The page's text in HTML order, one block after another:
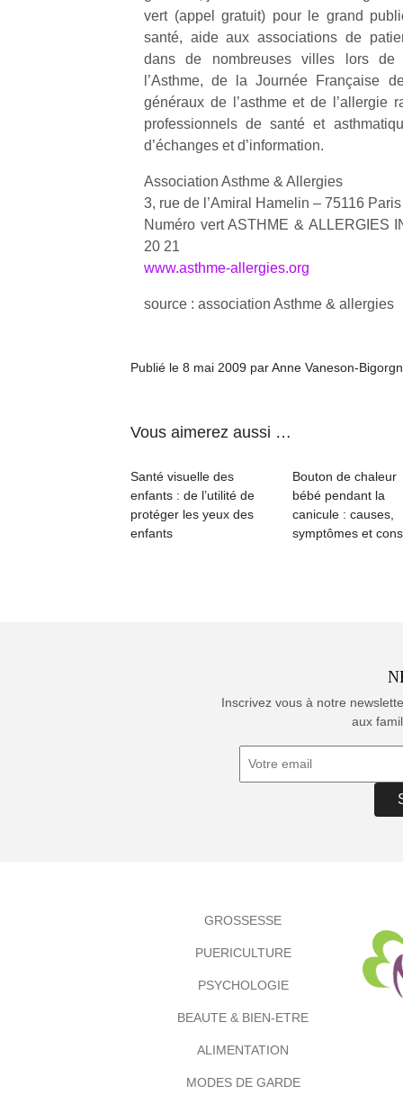
vert (appel gratuit) pour le grand
santé, aide aux associations de
dans de nombreuses villes lors
l’Asthme, de la Journée Française
généraux de l’asthme et de l’allergie
professionnels de santé et
d’échanges et d’information.
Association Asthme & Allergies
3, rue de l’Amiral Hamelin – 75116 Paris
Numéro vert ASTHME & ALLERGIES
20 21
www.asthme-allergies.org
source : association Asthme & allergies
Publié le 8 mai 2009 par Anne Vaneson-
Vous aimerez aussi …
Santé visuelle des
enfants : de l’utilité de
protéger les yeux des
enfants
Bouton de chaleur
bébé pendant la
canicule : causes,
symptômes et
Inscrivez vous à notre
aux
GROSSESSE
PUERICULTURE
PSYCHOLOGIE
BEAUTE & BIEN-ETRE
ALIMENTATION
MODES DE GARDE